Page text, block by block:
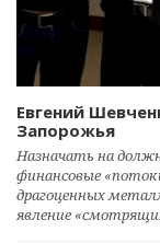
Евгений
Запорожья
Назначать на
финансовые
драгоценных
явление